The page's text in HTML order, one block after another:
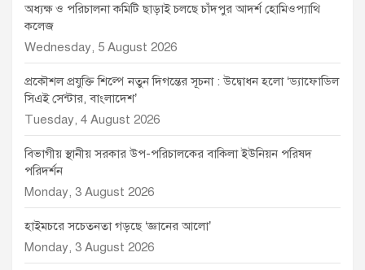
অধ্যক্ষ ও পরিচালনা কমিটি ছাড়াই চলছে চাঁদপুর আদর্শ হোমিওপ্যাথি
কলেজ
Wednesday, 5 August 2026
প্রকৌশল প্রযুক্তি শিল্পে নতুন দিগন্তের সূচনা : উদ্বোধন হলো ‘ড্যাফোডিল
সিএই সেন্টার, বাংলাদেশ’
Tuesday, 4 August 2026
বিভাগীয় স্থানীয় সরকার উপ-পরিচালকের বাকিলা ইউনিয়ন পরিষদ
পরিদর্শন
Monday, 3 August 2026
হাইমচরে সচেতনতা গড়ছে ‘জ্ঞানের আলো’
Monday, 3 August 2026